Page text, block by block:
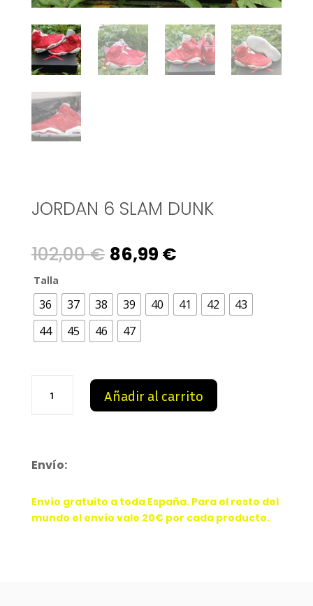
JORDAN 6 SLAM DUNK
102,00€ Original
was:
102,00 €.
86,99 €Current
is:
Talla
36 37 38 39 40 41 42
43
44
45 46 47
Añadir al carrito
Envío:
Envío gratuito a toda España. Para el resto del
mundo el envío vale 20€ por cada producto.